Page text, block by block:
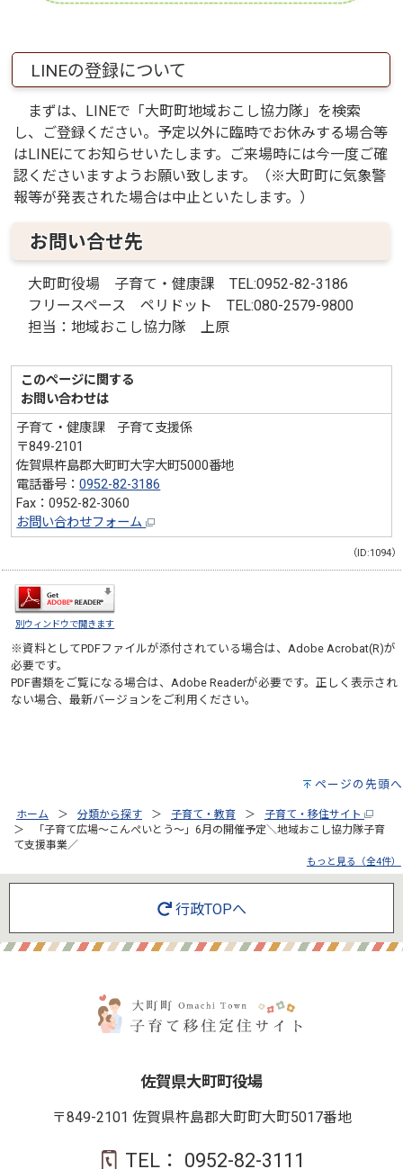
LINEの登録について
まずは、LINEで「大町町地域おこし協力隊」を検索
し、ご登録ください。予定以外に臨時でお休みする場合等
はLINEにてお知らせいたします。ご来場時には今一度ご確
認くださいますようお願い致します。（※大町町に気象警
報等が発表された場合は中止といたします。）
お問い合せ先
大町町役場 子育て・健康課 TEL:0952-82-3186
フリースペース ペリドット TEL:080-2579-9800
担当：地域おこし協力隊 上原
このページに関する
お問い合わせは
子育て・健康課 子育て支援係
〒849-2101
佐賀県杵島郡大町町大字大町5000番地
電話番号：0952-82-3186
Fax：0952-82-3060
お問い合わせフォーム
（ID:1094）
別ウィンドウで開きます
※資料としてPDFファイルが添付されている場合は、Adobe Acrobat(R)が
必要です。
PDF書類をご覧になる場合は、Adobe Readerが必要です。正しく表示され
ない場合、最新バージョンをご利用ください。
ページの先頭へ
ホーム 分類から探す 子育て・教育
子育て・移住サイト
「子育て広場～こんぺいとう～」6月の開催予定＼地域おこし協力隊子育
て支援事業／
もっと見る（全4件）
行政TOPへ
佐賀県大町町役場
〒849-2101 佐賀県杵島郡大町町大町5017番地
TEL： 0952-82-3111